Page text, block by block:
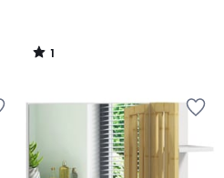
1
/